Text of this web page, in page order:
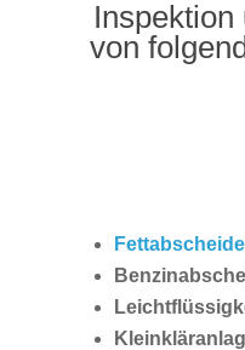
Inspektion
von